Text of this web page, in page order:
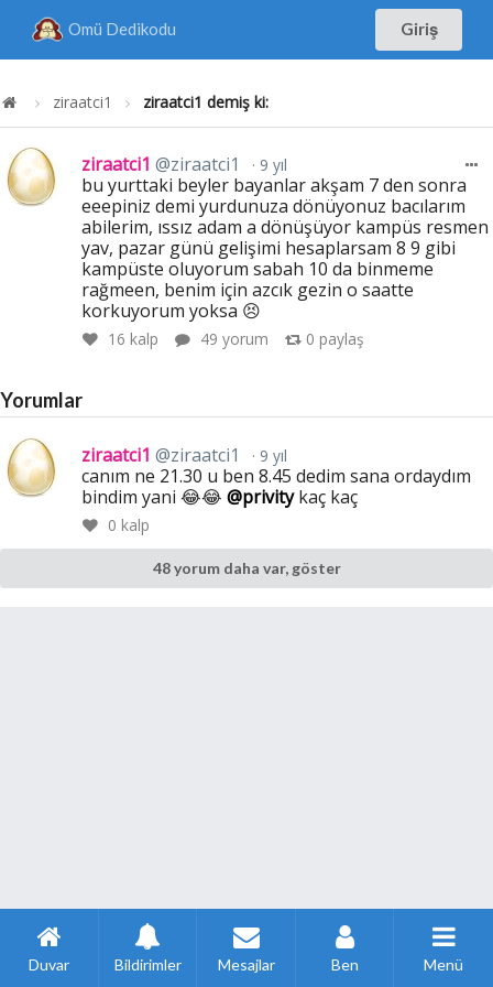
Omü Dedikodu Giriş
ziraatci1 ziraatci1 demiş ki:
ziraatci1@ziraatci1 9 yıl
bu yurttaki beyler bayanlar akşam 7 den sonra
eeepiniz demi yurdunuza dönüyonuz bacılarım
abilerim, ıssız adam a dönüşüyor kampüs resmen
yav, pazar günü gelişimi hesaplarsam 8 9 gibi
kampüste oluyorum sabah 10 da binmeme
rağmeen, benim için azcık gezin o saatte
korkuyorum yoksa 😣
16 kalp 49 yorum 0 paylaş
Yorumlar
ziraatci1@ziraatci1 9 yıl
canım ne 21.30 u ben 8.45 dedim sana ordaydım
bindim yani 😂😂@privitykaç kaç
0 kalp
48 yorum daha var, göster
Duvar Bildirimler Mesajlar Ben Menü